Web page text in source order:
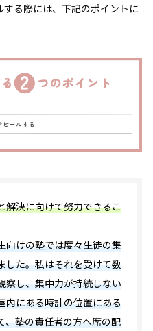
る際には、下記のポイントに
解決に向けて努力できるこ
向けの塾では度々生徒の集
した。私はそれを受けて数
察し、集中力が持続しない
内にある時計の位置にある
、塾の責任者の方へ席の配